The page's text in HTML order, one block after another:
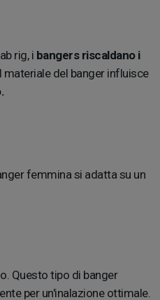
rig, i bangers riscaldano i
del banger influisce
femmina si adatta su un
Questo tipo di banger
per un'inalazione ottimale.